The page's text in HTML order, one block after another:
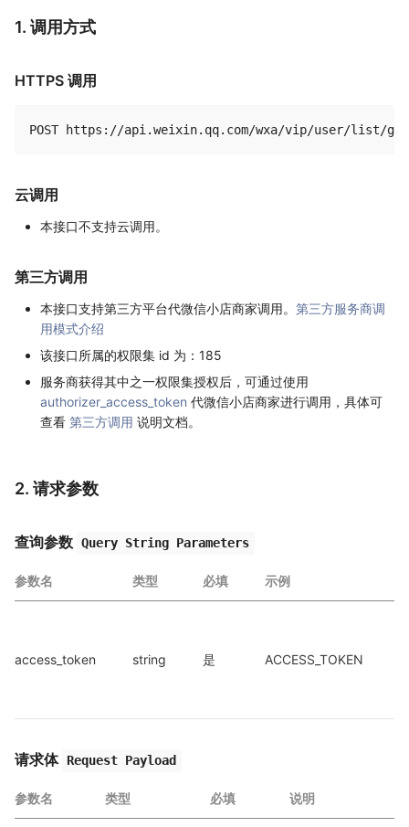
1. 调用方式
HTTPS 调用
云调用
本接口不支持云调用。
第三方调用
本接口支持第三方平台代微信小店商家调用。 第三方服务商调
用模式介绍
该接口所属的权限集 id 为：185
服务商获得其中之一权限集授权后，可通过使用
authorizer_access_token 代微信小店商家进行调用，具体可
查看 第三方调用 说明文档。
2. 请求参数
查询参数 Query String Parameters
参数名 类型 必填 示例
access_token string 是 ACCESS_TOKEN
请求体 Request Payload
参数名 类型 必填 说明